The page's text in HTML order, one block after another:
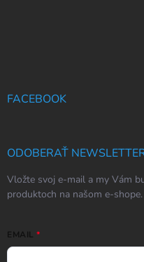
FACEBOOK
ODOBERAŤ
Vložte svoj e-mail a my Vám
produktoch na našom e-shope.
EMAIL